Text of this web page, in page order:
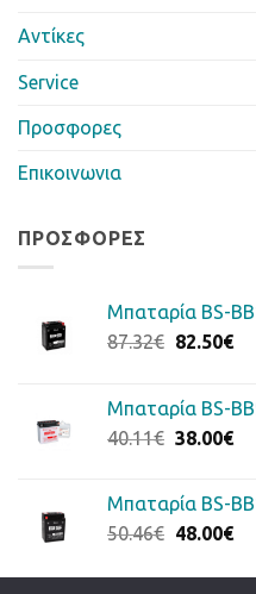
Αντίκες
Service
Προσφορες
Επικοινωνια
ΠΡΟΣΦΟΡΈΣ
Μπαταρία BS-
87.32€ Original
87.32€.
82.50€Η
Μπαταρία BS-
40.11€ Original
40.11€.
38.00€Η
Μπαταρία BS-
50.46€ Original
was:
48.00€Η